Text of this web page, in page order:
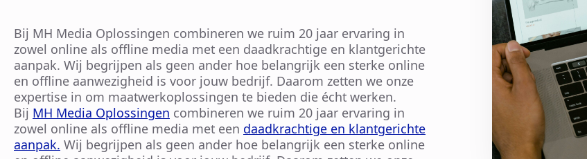
Bij MH Media Oplossingen combineren we ruim 20 jaar ervaring in
zowel online als offline media met een daadkrachtige en klantgerichte
aanpak. Wij begrijpen als geen ander hoe belangrijk een sterke online
en offline aanwezigheid is voor jouw bedrijf. Daarom zetten we onze
expertise in om maatwerkoplossingen te bieden die écht werken.
Bij MH Media Oplossingen combineren we ruim 20 jaar ervaring in
zowel online als offline media met een daadkrachtige en klantgerichte
aanpak. Wij begrijpen als geen ander hoe belangrijk een sterke online